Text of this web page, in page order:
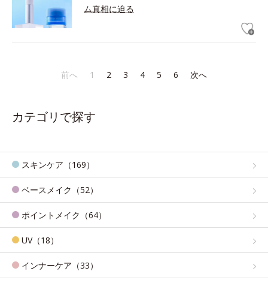
ム真相に迫る
前へ 1 2 3 4 5 6 次へ
カテゴリで探す
スキンケア（169）
ベースメイク（52）
ポイントメイク（64）
UV（18）
インナーケア（33）